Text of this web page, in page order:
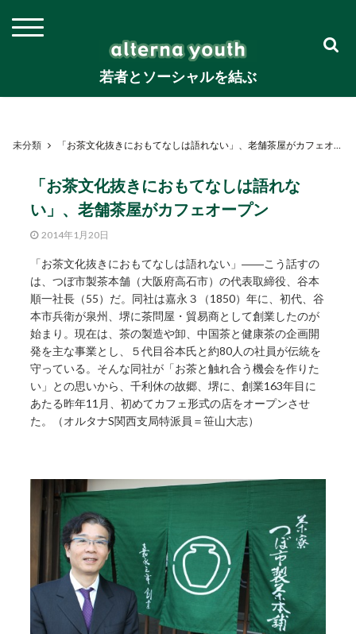
若者とソーシャルを結ぶ
未分類 「お茶文化抜きにおもてなしは語れない」、老舗茶屋がカフェオープン
「お茶文化抜きにおもてなしは語れな
い」、老舗茶屋がカフェオープン
2014年1月20日
「お茶文化抜きにおもてなしは語れない」――こう話すの
は、つぼ市製茶本舗（大阪府高石市）の代表取締役、谷本
順一社長（55）だ。同社は嘉永３（1850）年に、初代、谷
本市兵衛が泉州、堺に茶問屋・貿易商として創業したのが
始まり。現在は、茶の製造や卸、中国茶と健康茶の企画開
発を主な事業とし、５代目谷本氏と約80人の社員が伝統を
守っている。そんな同社が「お茶と触れ合う機会を作りた
い」との思いから、千利休の故郷、堺に、創業163年目に
あたる昨年11月、初めてカフェ形式の店をオープンさせ
た。（オルタナS関西支局特派員＝笹山大志）